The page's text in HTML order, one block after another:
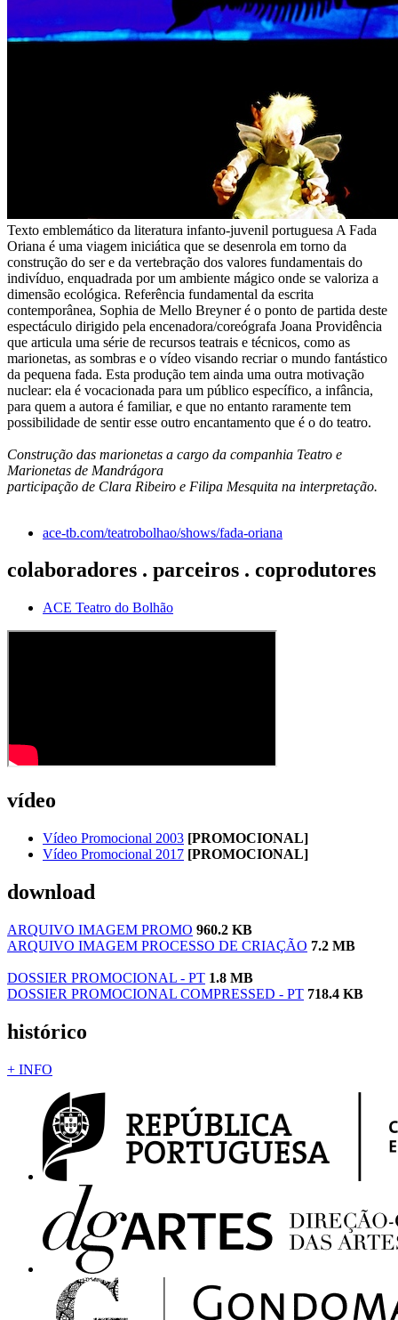
Texto emblemático da literatura infanto-juvenil portuguesa A Fada
Oriana é uma viagem iniciática que se desenrola em torno da
construção do ser e da vertebração dos valores fundamentais do
indivíduo, enquadrada por um ambiente mágico onde se valoriza a
dimensão ecológica. Referência fundamental da escrita
contemporânea, Sophia de Mello Breyner é o ponto de partida deste
espectáculo dirigido pela encenadora/coreógrafa Joana Providência
que articula uma série de recursos teatrais e técnicos, como as
marionetas, as sombras e o vídeo visando recriar o mundo fantástico
da pequena fada. Esta produção tem ainda uma outra motivação
nuclear: ela é vocacionada para um público específico, a infância,
para quem a autora é familiar, e que no entanto raramente tem
possibilidade de sentir esse outro encantamento que é o do teatro.
Construção das marionetas a cargo da companhia Teatro e
Marionetas de Mandrágora
participação de Clara Ribeiro e Filipa Mesquita na interpretação.
ace-tb.com/teatrobolhao/shows/fada-oriana
colaboradores . parceiros . coprodutores
ACE Teatro do Bolhão
vídeo
Vídeo Promocional 2003 [PROMOCIONAL]
Vídeo Promocional 2017 [PROMOCIONAL]
download
ARQUIVO IMAGEM PROMO 960.2 KB
ARQUIVO IMAGEM PROCESSO DE CRIAÇÃO 7.2 MB
DOSSIER PROMOCIONAL - PT 1.8 MB
DOSSIER PROMOCIONAL COMPRESSED - PT 718.4 KB
histórico
+ INFO